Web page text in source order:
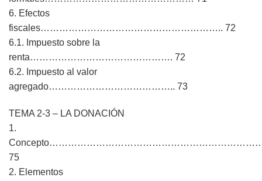
6. Efectos
fiscales………………………………………………….. 72
6.1. Impuesto sobre la
renta………………………………………. 72
6.2. Impuesto al valor
agregado………………………………….. 73
TEMA 2-3 – LA DONACIÓN
1.
75
2. Elementos